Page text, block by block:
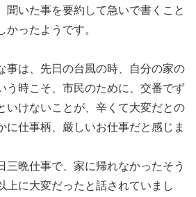
聞いた事を要約して急いで書くこと
かったようです。
事は、先日の台風の時、自分の家の
う時こそ、市民のために、交番でず
いけないことが、辛くて大変だとの
に仕事柄、厳しいお仕事だと感じま
三晩仕事で、家に帰れなかったそう
上に大変だったと話されていまし